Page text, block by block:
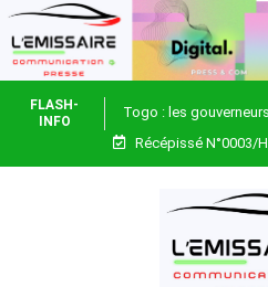
FLASH-
INFO
Togo : les
Récépissé N°0003/